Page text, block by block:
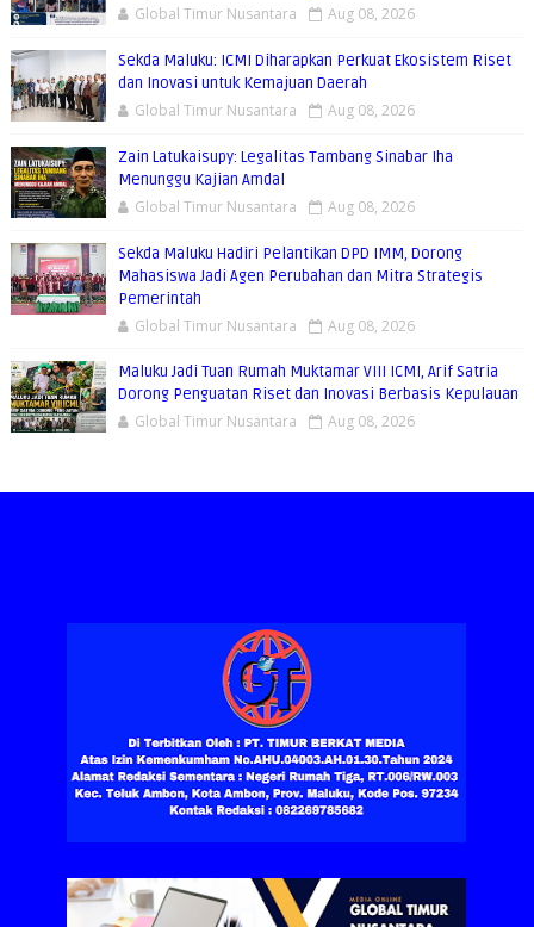
Global Timur Nusantara Aug 08, 2026
Sekda Maluku: ICMI Diharapkan Perkuat Ekosistem Riset
dan Inovasi untuk Kemajuan Daerah
Global Timur Nusantara Aug 08, 2026
Zain Latukaisupy: Legalitas Tambang Sinabar Iha
Menunggu Kajian Amdal
Global Timur Nusantara Aug 08, 2026
Sekda Maluku Hadiri Pelantikan DPD IMM, Dorong
Mahasiswa Jadi Agen Perubahan dan Mitra Strategis
Pemerintah
Global Timur Nusantara Aug 08, 2026
Maluku Jadi Tuan Rumah Muktamar VIII ICMI, Arif Satria
Dorong Penguatan Riset dan Inovasi Berbasis Kepulauan
Global Timur Nusantara Aug 08, 2026